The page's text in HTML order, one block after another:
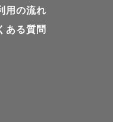
用の流れ
ある質問